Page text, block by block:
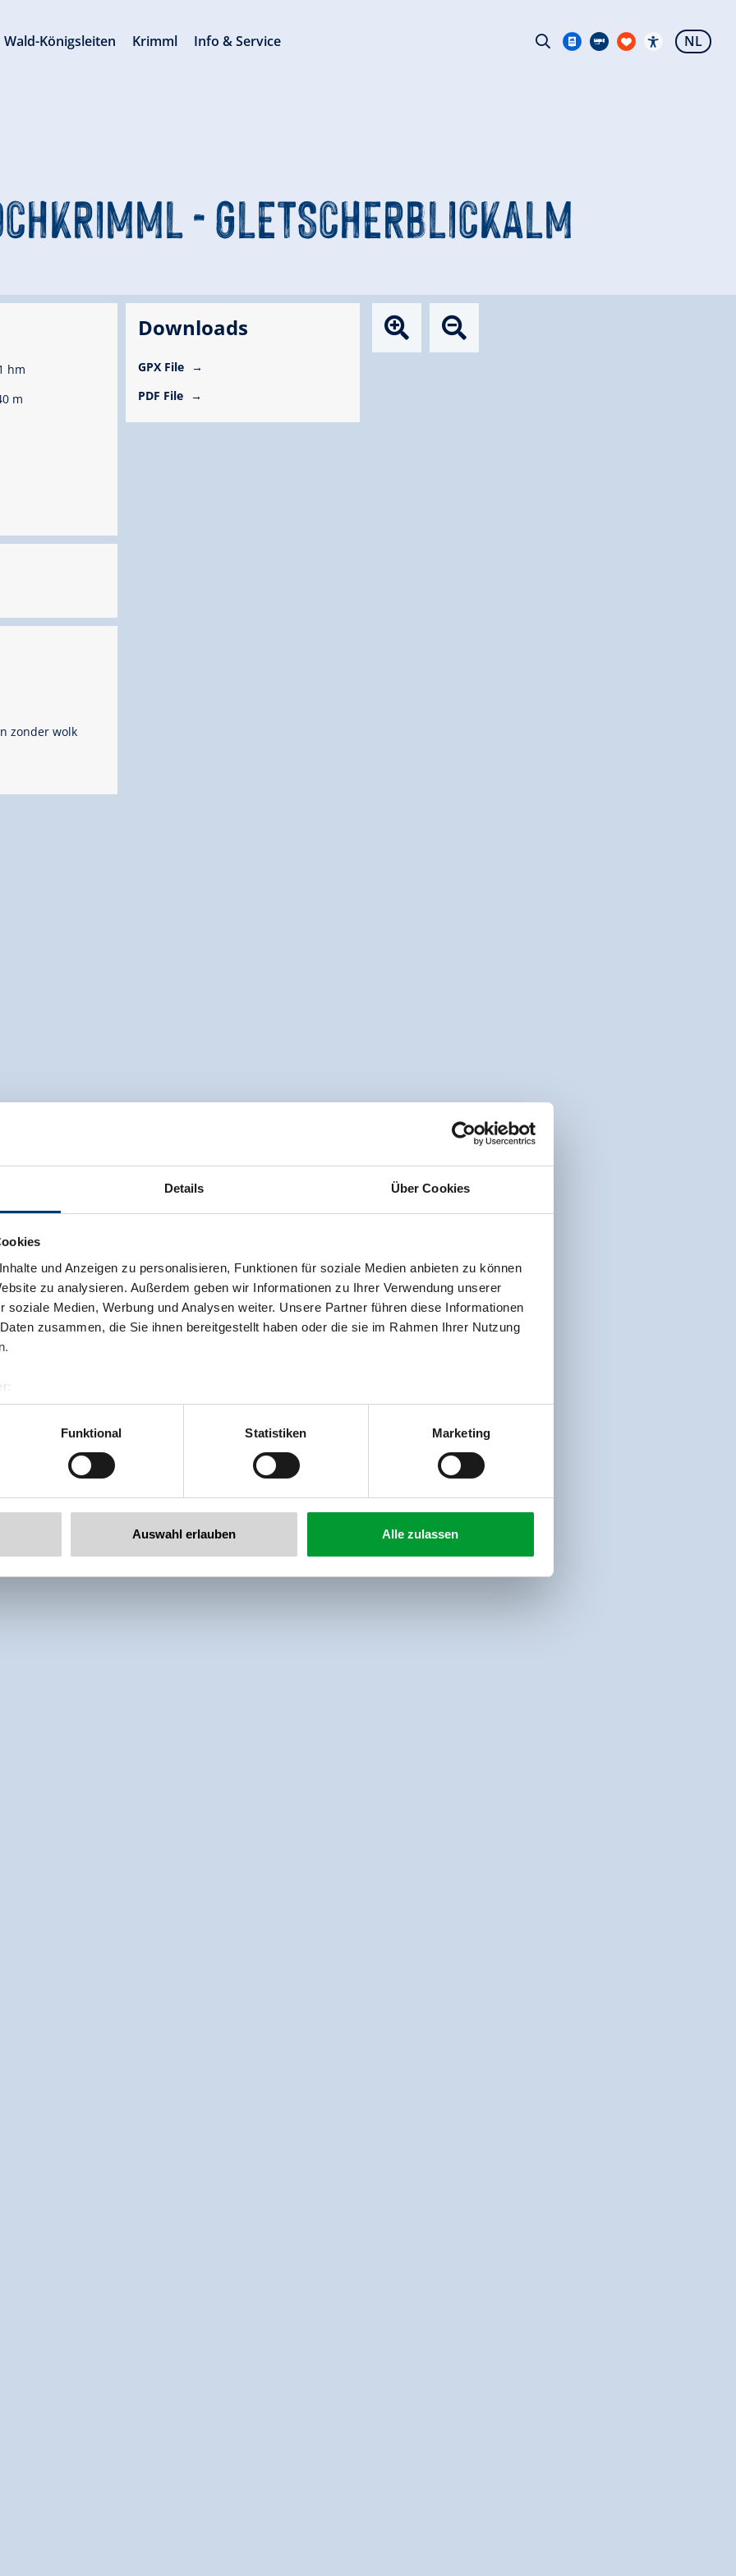
Details Über Cookies
und Anzeigen zu personalisieren, Funktionen für soziale Medien anbieten zu können
zu analysieren. Außerdem geben wir Informationen zu Ihrer Verwendung unserer
soziale Medien, Werbung und Analysen weiter. Unsere Partner führen diese Informationen
zusammen, die Sie ihnen bereitgestellt haben oder die sie im Rahmen Ihrer Nutzung
& Co KG
Funktional Statistiken Marketing
Auswahl erlauben Alle zulassen
- GLETSCHERBLICKALM
hm
m
zonder wolk
Downloads
GPX File
PDF File
Wald-Königsleiten Krimml Info & Service NL